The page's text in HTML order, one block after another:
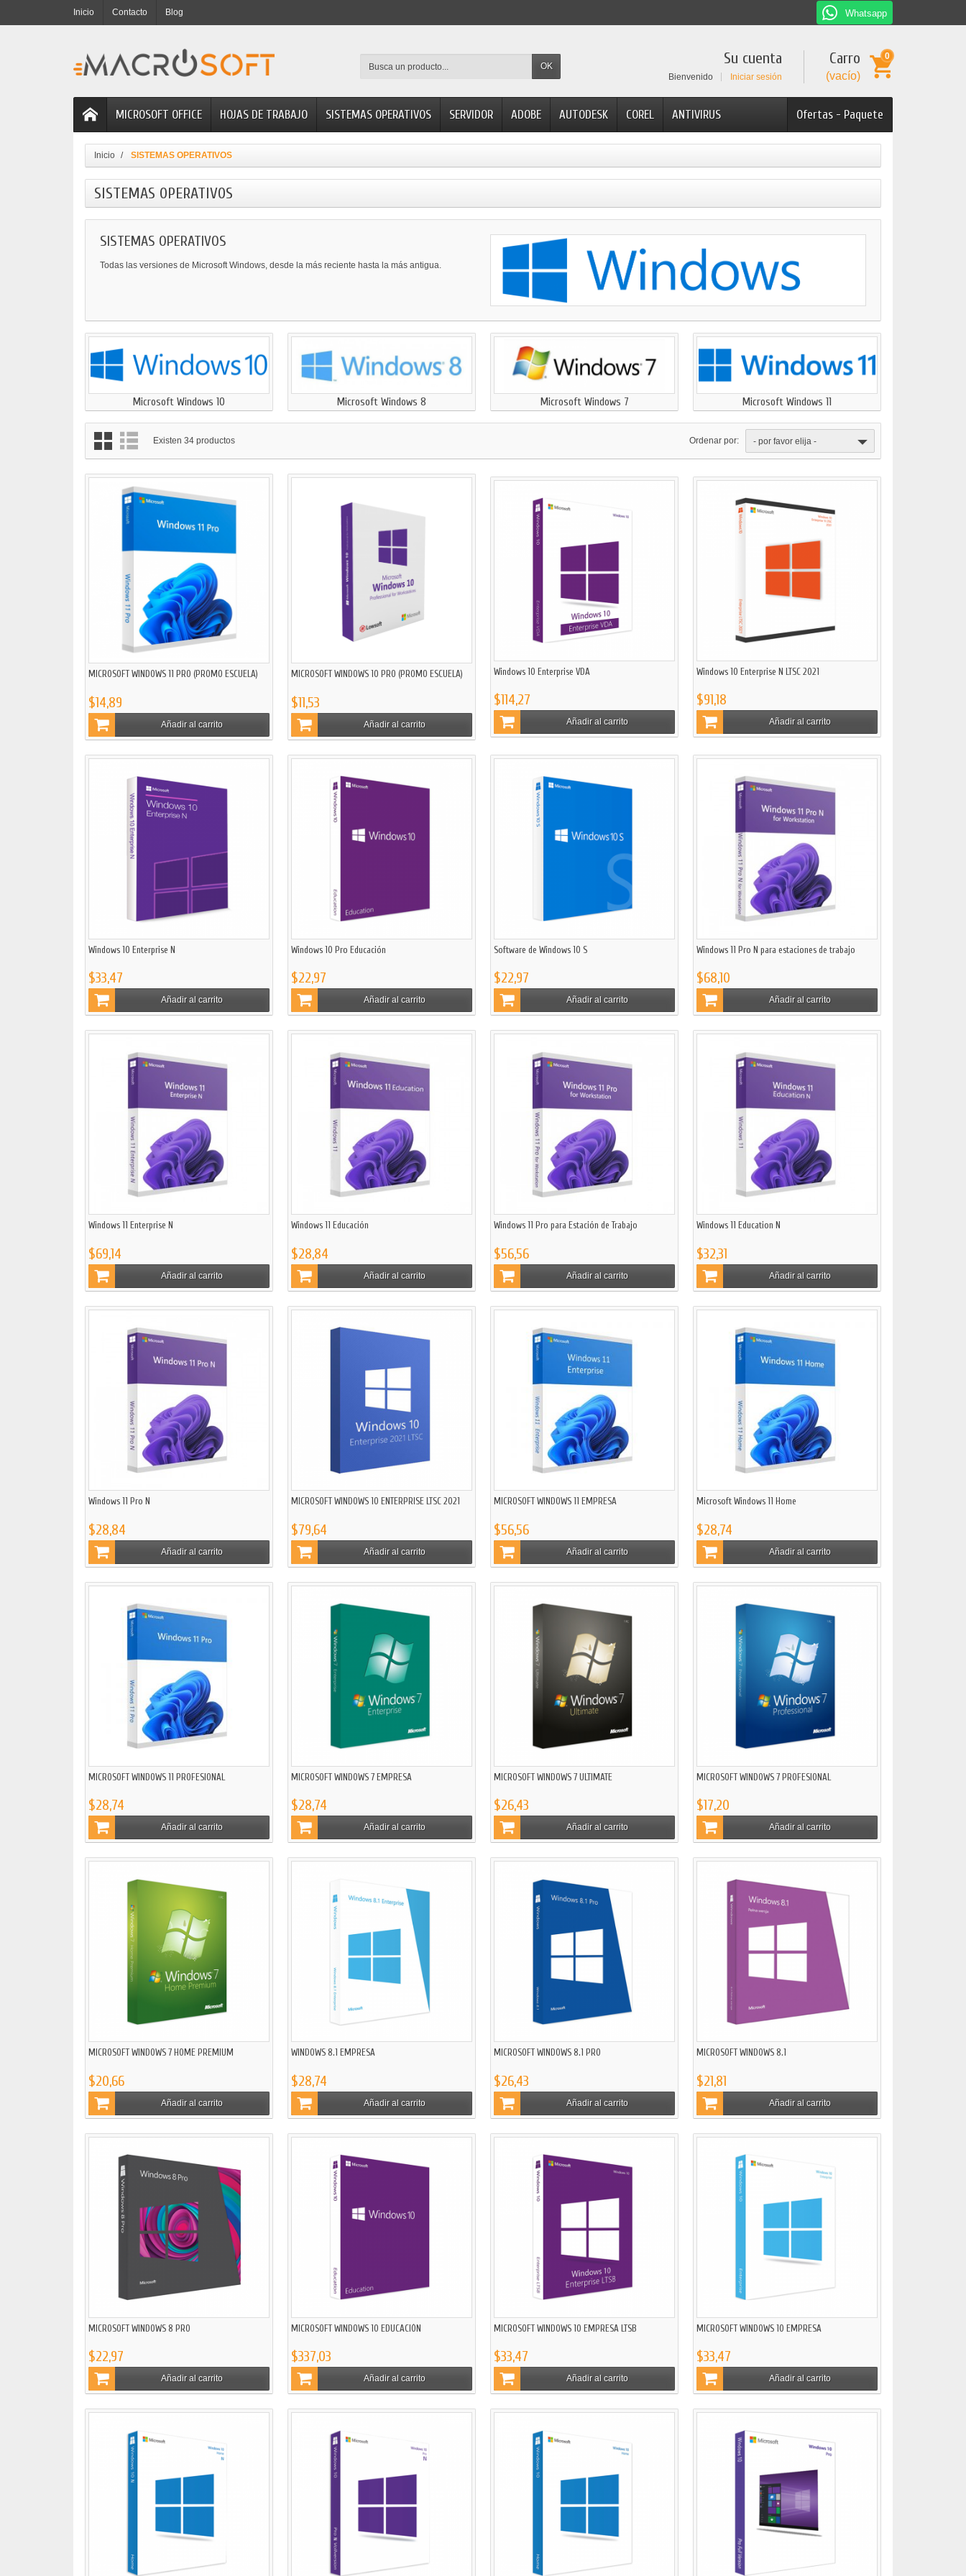
Inicio Contacto Blog Whatsapp
OK Carro
(vacío)
0
Su cuenta
Bienvenido Iniciar sesión
Ofertas - Paquete
MICROSOFT OFFICE HOJAS DE TRABAJO SISTEMAS OPERATIVOS SERVIDOR ADOBE AUTODESK COREL ANTIVIRUS
Inicio SISTEMAS OPERATIVOS
SISTEMAS OPERATIVOS
SISTEMAS OPERATIVOS
Todas las versiones de Microsoft Windows, desde la más reciente hasta la más antigua.
Microsoft Windows 10 Microsoft Windows 8 Microsoft Windows 7 Microsoft Windows 11
Existen 34 productos Ordenar por: - por favor elija -
MICROSOFT WINDOWS 11 PRO (PROMO ESCUELA)
$14,89
Añadir al carrito
MICROSOFT WINDOWS 10 PRO (PROMO ESCUELA)
$11,53
Añadir al carrito
Windows 10 Enterprise VDA
$114,27
Añadir al carrito
Windows 10 Enterprise N LTSC 2021
$91,18
Añadir al carrito
Windows 10 Enterprise N
$33,47
Añadir al carrito
Windows 10 Pro Educación
$22,97
Añadir al carrito
Software de Windows 10 S
$22,97
Añadir al carrito
Windows 11 Pro N para estaciones de trabajo
$68,10
Añadir al carrito
Windows 11 Enterprise N
$69,14
Añadir al carrito
Windows 11 Educación
$28,84
Añadir al carrito
Windows 11 Pro para Estación de Trabajo
$56,56
Añadir al carrito
Windows 11 Education N
$32,31
Añadir al carrito
Windows 11 Pro N
$28,84
Añadir al carrito
MICROSOFT WINDOWS 10 ENTERPRISE LTSC 2021
$79,64
Añadir al carrito
MICROSOFT WINDOWS 11 EMPRESA
$56,56
Añadir al carrito
Microsoft Windows 11 Home
$28,74
Añadir al carrito
MICROSOFT WINDOWS 11 PROFESIONAL
$28,74
Añadir al carrito
MICROSOFT WINDOWS 7 EMPRESA
$28,74
Añadir al carrito
MICROSOFT WINDOWS 7 ULTIMATE
$26,43
Añadir al carrito
MICROSOFT WINDOWS 7 PROFESIONAL
$17,20
Añadir al carrito
MICROSOFT WINDOWS 7 HOME PREMIUM
$20,66
Añadir al carrito
WINDOWS 8.1 EMPRESA
$28,74
Añadir al carrito
MICROSOFT WINDOWS 8.1 PRO
$26,43
Añadir al carrito
MICROSOFT WINDOWS 8.1
$21,81
Añadir al carrito
MICROSOFT WINDOWS 8 PRO
$22,97
Añadir al carrito
MICROSOFT WINDOWS 10 EDUCACIÓN
$337,03
Añadir al carrito
MICROSOFT WINDOWS 10 EMPRESA LTSB
$33,47
Añadir al carrito
MICROSOFT WINDOWS 10 EMPRESA
$33,47
Añadir al carrito